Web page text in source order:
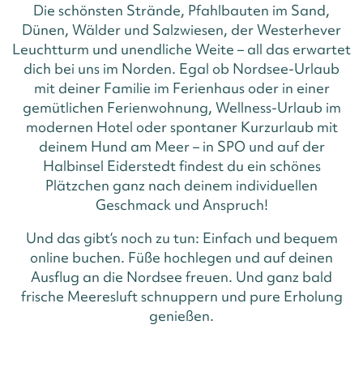
Die schönsten Strände, Pfahlbauten im Sand,
Dünen, Wälder und Salzwiesen, der Westerhever
Leuchtturm und unendliche Weite – all das erwartet
dich bei uns im Norden. Egal ob Nordsee-Urlaub
mit deiner Familie im Ferienhaus oder in einer
gemütlichen Ferienwohnung, Wellness-Urlaub im
modernen Hotel oder spontaner Kurzurlaub mit
deinem Hund am Meer – in SPO und auf der
Halbinsel Eiderstedt findest du ein schönes
Plätzchen ganz nach deinem individuellen
Geschmack und Anspruch!
Und das gibt‘s noch zu tun: Einfach und bequem
online buchen. Füße hochlegen und auf deinen
Ausflug an die Nordsee freuen. Und ganz bald
frische Meeresluft schnuppern und pure Erholung
genießen.